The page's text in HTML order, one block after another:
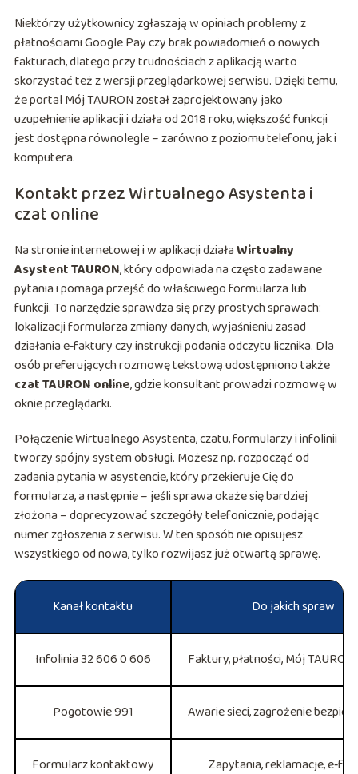
Niektórzy użytkownicy zgłaszają w opiniach problemy z
płatnościami Google Pay czy brak powiadomień o nowych
fakturach, dlatego przy trudnościach z aplikacją warto
skorzystać też z wersji przeglądarkowej serwisu. Dzięki temu,
że portal Mój TAURON został zaprojektowany jako
uzupełnienie aplikacji i działa od 2018 roku, większość funkcji
jest dostępna równolegle – zarówno z poziomu telefonu, jak i
komputera.
Kontakt przez Wirtualnego Asystenta i
czat online
Na stronie internetowej i w aplikacji działaWirtualny
Asystent TAURON, który odpowiada na często zadawane
pytania i pomaga przejść do właściwego formularza lub
funkcji. To narzędzie sprawdza się przy prostych sprawach:
lokalizacji formularza zmiany danych, wyjaśnieniu zasad
działania e‑faktury czy instrukcji podania odczytu licznika. Dla
osób preferujących rozmowę tekstową udostępniono także
czat TAURON online, gdzie konsultant prowadzi rozmowę w
oknie przeglądarki.
Połączenie Wirtualnego Asystenta, czatu, formularzy i infolinii
tworzy spójny system obsługi. Możesz np. rozpocząć od
zadania pytania w asystencie, który przekieruje Cię do
formularza, a następnie – jeśli sprawa okaże się bardziej
złożona – doprecyzować szczegóły telefonicznie, podając
numer zgłoszenia z serwisu. W ten sposób nie opisujesz
wszystkiego od nowa, tylko rozwijasz już otwartą sprawę.
Kanał kontaktu Do jakich spraw
Infolinia 32 606 0 606 Faktury, płatności, Mój
Pogotowie 991 Awarie sieci, zagrożenie
Formularz kontaktowy Zapytania, reklamacje,